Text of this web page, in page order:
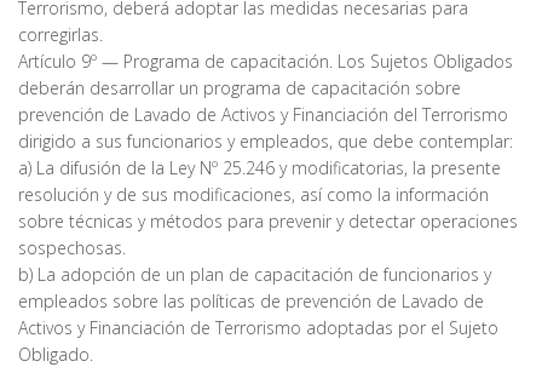
Terrorismo, deberá adoptar las medidas necesarias para
corregirlas.
Artículo 9º — Programa de capacitación. Los Sujetos Obligados
deberán desarrollar un programa de capacitación sobre
prevención de Lavado de Activos y Financiación del Terrorismo
dirigido a sus funcionarios y empleados, que debe contemplar:
a) La difusión de la Ley Nº 25.246 y modificatorias, la presente
resolución y de sus modificaciones, así como la información
sobre técnicas y métodos para prevenir y detectar operaciones
sospechosas.
b) La adopción de un plan de capacitación de funcionarios y
empleados sobre las políticas de prevención de Lavado de
Activos y Financiación de Terrorismo adoptadas por el Sujeto
Obligado.